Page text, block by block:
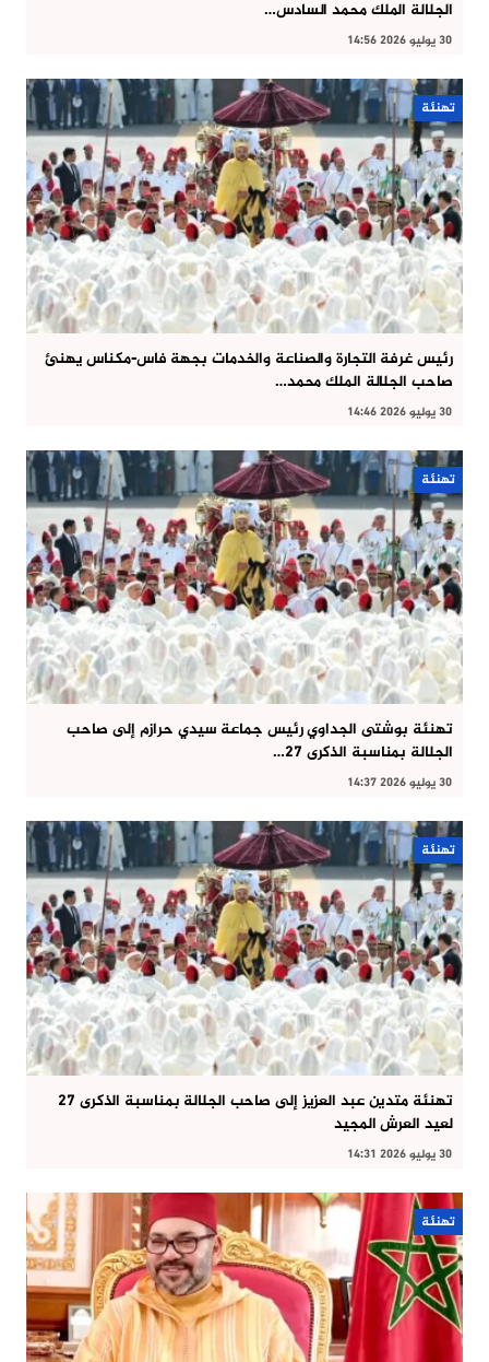
الجلالة الملك محمد السادس…
30 يوليو 2026 14:56
تهنئة
رئيس غرفة التجارة والصناعة والخدمات بجهة فاس-مكناس يهنئ
صاحب الجلالة الملك محمد…
30 يوليو 2026 14:46
تهنئة
تهنئة بوشتى الجداوي رئيس جماعة سيدي حرازم إلى صاحب
الجلالة بمناسبة الذكرى 27…
30 يوليو 2026 14:37
تهنئة
تهنئة متدين عبد العزيز إلى صاحب الجلالة بمناسبة الذكرى 27
لعيد العرش المجيد
30 يوليو 2026 14:31
تهنئة